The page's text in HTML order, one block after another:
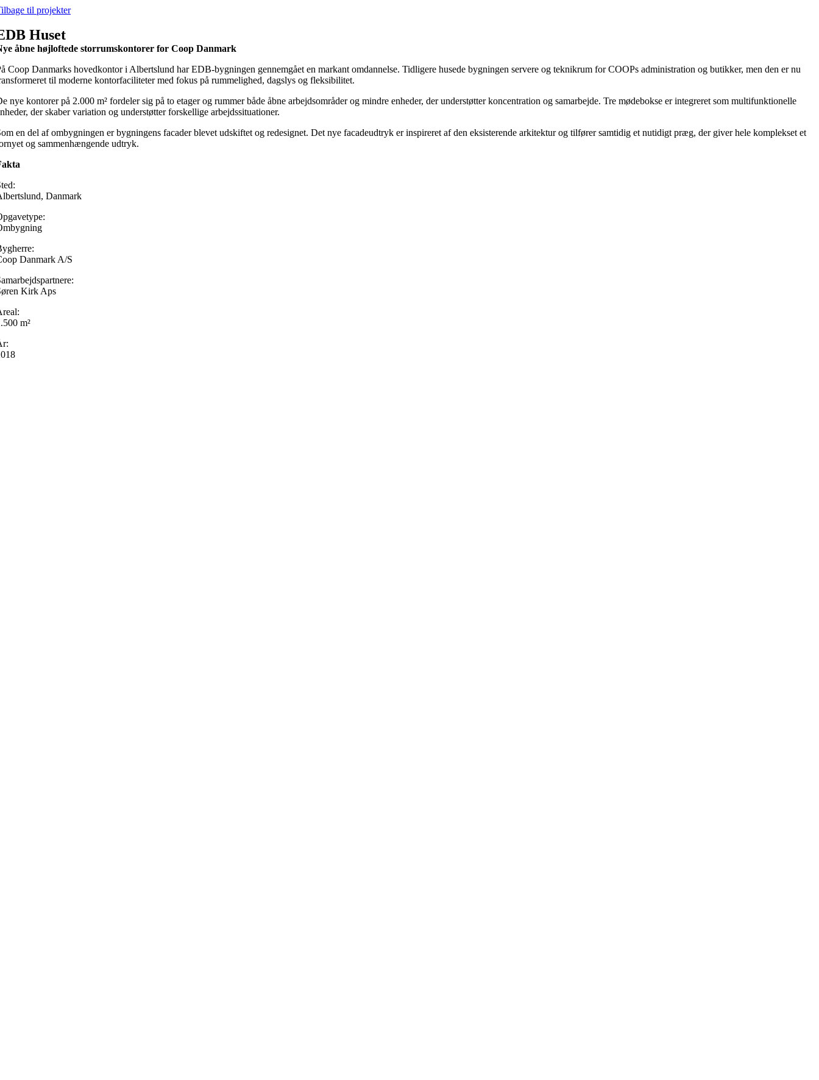
Skip
content
til projekter
Huset
åbne højloftede storrumskontorer for Coop Danmark
Coop Danmarks hovedkontor i Albertslund har EDB-bygningen gennemgået en markant omdannelse. Tidligere husede bygningen servere og teknikrum for COOPs administration og butikker, men den er nu
til moderne kontorfaciliteter med fokus på rummelighed, dagslys og fleksibilitet.
nye kontorer på 2.000 m² fordeler sig på to etager og rummer både åbne arbejdsområder og mindre enheder, der understøtter koncentration og samarbejde. Tre mødebokse er integreret som multifunktionelle
der skaber variation og understøtter forskellige arbejdssituationer.
en del af ombygningen er bygningens facader blevet udskiftet og redesignet. Det nye facadeudtryk er inspireret af den eksisterende arkitektur og tilfører samtidig et nutidigt præg, der giver hele komplekset et
og sammenhængende udtryk.
Danmark
Danmark A/S
Kirk Aps
m²